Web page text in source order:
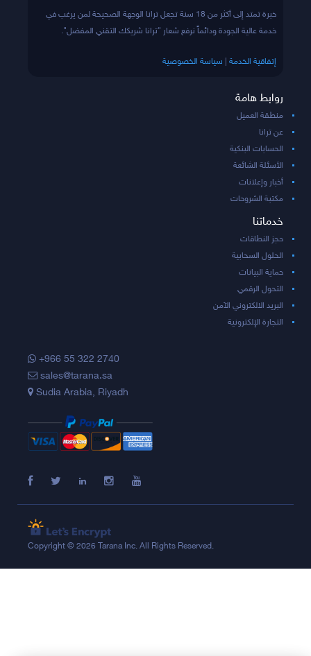
خبرة تمتد إلى أكثر من 18 سنة تجعل ترانا الوجهة الصحيحة لمن يرغب في
خدمة عالية الجودة ودائماً نرفع شعار "ترانا شريكك التقني المفضل".
إتفاقية الخدمة سياسة الخصوصية
روابط هامة
منطقة العميل
عن ترانا
الحسابات البنكية
الأسئلة الشائعة
أخبار وإعلانات
مكتبة الشروحات
خدماتنا
حجز النطاقات
الحلول السحابية
حماية البيانات
التحول الرقمي
البريد الالكتروني الآمن
التجارة الإلكترونية
+966 55 322 2740
sales@tarana.sa
Sudia Arabia, Riyadh
Copyright © 2026 Tarana Inc. All Rights Reserved.